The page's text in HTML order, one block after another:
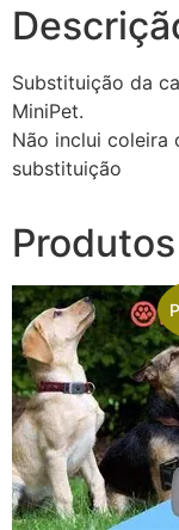
Substituição da
MiniPet.
Não inclui coleira
substituição